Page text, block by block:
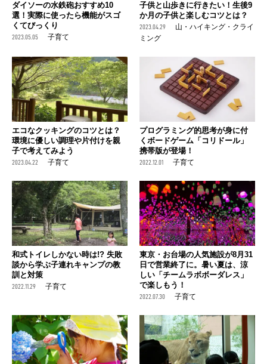
ダイソーの水鉄砲おすすめ10
選！実際に使ったら機能がスゴ
くてびっくり
2023.05.05 子育て
子供と山歩きに行きたい！生後9
か月の子供と楽しむコツとは？
2023.04.29
山・ハイキング・クライ
ミング
エコなクッキングのコツとは？
環境に優しい調理や片付けを親
子で考えてみよう
2023.04.22 子育て
プログラミング的思考が身に付
くボードゲーム「コリドール」
携帯版が登場！
2022.12.01 子育て
和式トイレしかない時は!? 失敗
談から学ぶ子連れキャンプの教
訓と対策
2022.11.29 子育て
東京・お台場の人気施設が8月31
日で営業終了に。暑い夏は、涼
しい「チームラボボーダレス」
で楽しもう！
2022.07.30 子育て